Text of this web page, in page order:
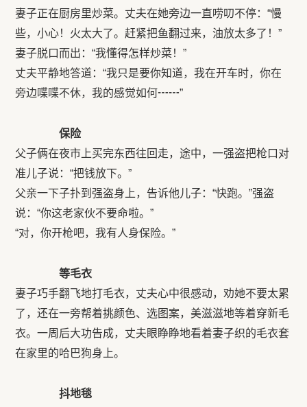
妻子正在厨房里炒菜。丈夫在她旁边一直唠叨不停：“慢
些，小心！火太大了。赶紧把鱼翻过来，油放太多了！”
妻子脱口而出：“我懂得怎样炒菜！”
丈夫平静地答道：“我只是要你知道，我在开车时，你在
旁边喋喋不休，我的感觉如何┅┅”
保险
父子俩在夜市上买完东西往回走，途中，一强盗把枪口对
准儿子说：“把钱放下。”
父亲一下子扑到强盗身上，告诉他儿子：“快跑。”强盗
说：“你这老家伙不要命啦。”
“对，你开枪吧，我有人身保险。”
等毛衣
妻子巧手翻飞地打毛衣，丈夫心中很感动，劝她不要太累
了，还在一旁帮着挑颜色、选图案，美滋滋地等着穿新毛
衣。一周后大功告成，丈夫眼睁睁地看着妻子织的毛衣套
在家里的哈巴狗身上。
抖地毯